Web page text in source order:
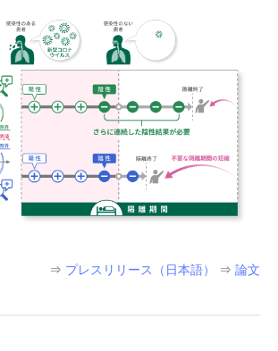
⇒ プレスリリース（日本語） ⇒ 論文